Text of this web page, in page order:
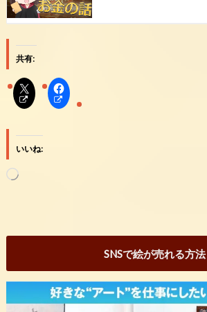
共有:
いいね:
読
SNSで絵が売れる方法